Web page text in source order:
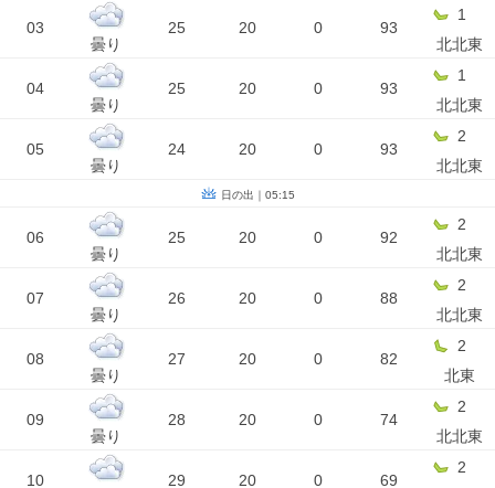
03
曇り
25 20 0 93
1
北北東
04
曇り
25 20 0 93
1
北北東
05
曇り
24 20 0 93
2
北北東
日の出｜05:15
06
曇り
25 20 0 92
2
北北東
07
曇り
26 20 0 88
2
北北東
08
曇り
27 20 0 82
2
北東
09
曇り
28 20 0 74
2
北北東
10
29 20 0 69
2